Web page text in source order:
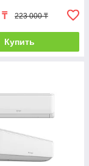
₸ 223 000 ₸
Купить